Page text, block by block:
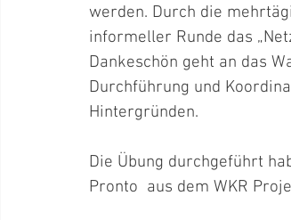
werden. Durch die
informeller Runde das
Dankeschön geht an das
Durchführung und
Hintergründen.
Die Übung durchgeführt
Pronto  aus dem WKR